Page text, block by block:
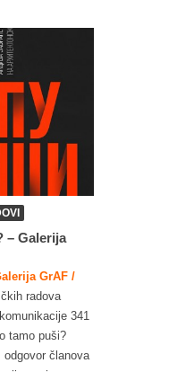
– Galerija
GrAF /
radova
341
tamo puši?
članova